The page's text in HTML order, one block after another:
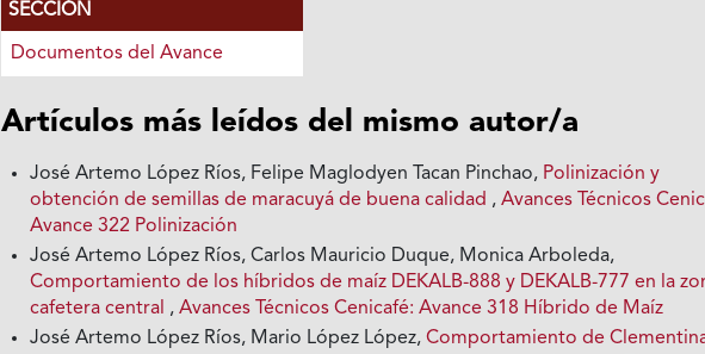
SECCIÓN
Documentos del Avance
Artículos más leídos del mismo autor/a
José Artemo López Ríos, Felipe Maglodyen Tacan Pinchao, Polinización y
obtención de semillas de maracuyá de buena calidad ,Avances Técnicos
Avance 322 Polinización
José Artemo López Ríos, Carlos Mauricio Duque, Monica Arboleda,
Comportamiento de los híbridos de maíz DEKALB-888 y DEKALB-777 en la
cafetera central ,Avances Técnicos Cenicafé: Avance 318 Híbrido de Maíz
José Artemo López Ríos, Mario López López,Comportamiento de